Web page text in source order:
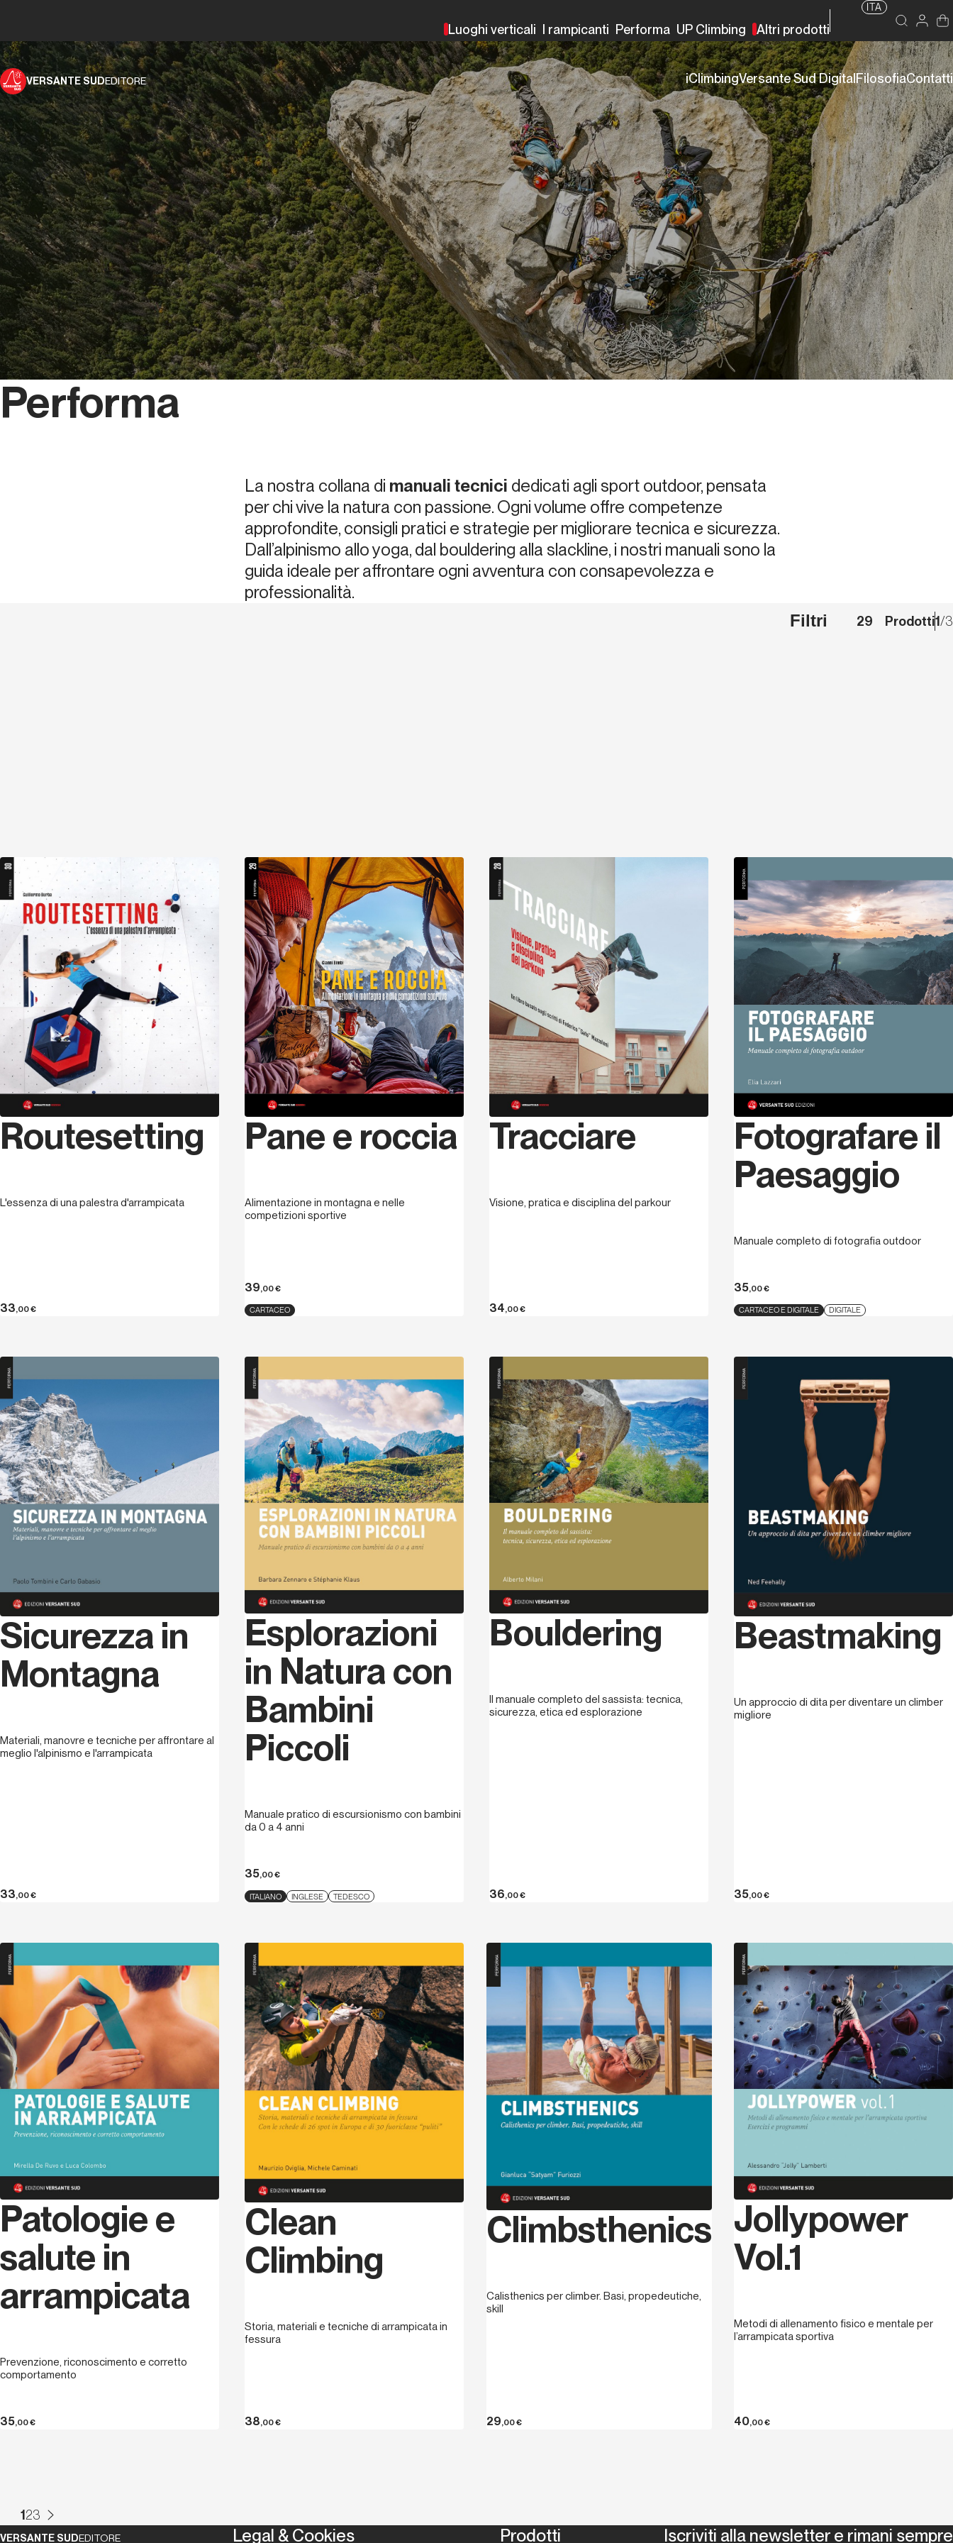
Luoghi verticali I rampicanti Performa UP Climbing Altri prodotti
ITA
VERSANTE SUDEDITORE iClimbingVersante Sud DigitalFilosofiaContatti
Performa
La nostra collana di manuali tecnici dedicati agli sport outdoor, pensata
per chi vive la natura con passione. Ogni volume offre competenze
approfondite, consigli pratici e strategie per migliorare tecnica e sicurezza.
Dall’alpinismo allo yoga, dal bouldering alla slackline, i nostri manuali sono la
guida ideale per affrontare ogni avventura con consapevolezza e
professionalità.
Filtri 29 Prodotti1/3
Scopri
Routesetting
L'essenza di una palestra d'arrampicata
33,00€
Scopri
Pane e roccia
Alimentazione in montagna e nelle
competizioni sportive
39,00€
CARTACEO
Tracciare
Visione, pratica e disciplina del parkour
34,00€
Fotografare il
Paesaggio
Manuale completo di fotografia outdoor
35,00€
CARTACEO E DIGITALE DIGITALE
Sicurezza in
Montagna
Materiali, manovre e tecniche per affrontare al
meglio l'alpinismo e l'arrampicata
33,00€
Esplorazioni
in Natura con
Bambini
Piccoli
Manuale pratico di escursionismo con bambini
da 0 a 4 anni
35,00€
ITALIANO INGLESE TEDESCO
Bouldering
Il manuale completo del sassista: tecnica,
sicurezza, etica ed esplorazione
36,00€
Beastmaking
Un approccio di dita per diventare un climber
migliore
35,00€
Patologie e
salute in
arrampicata
Prevenzione, riconoscimento e corretto
comportamento
35,00€
Clean
Climbing
Storia, materiali e tecniche di arrampicata in
fessura
38,00€
Climbsthenics
Calisthenics per climber. Basi, propedeutiche,
skill
29,00€
Jollypower
Vol.1
Metodi di allenamento fisico e mentale per
l’arrampicata sportiva
40,00€
123
VERSANTE SUDEDITORE Legal & Cookies Prodotti Iscriviti alla newsletter e rimani sempre